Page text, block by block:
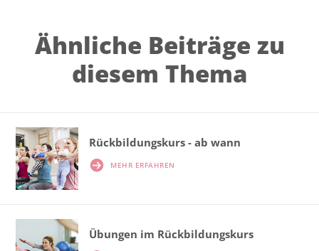
Ähnliche Beiträge zu
diesem Thema
Rückbildungskurs - ab wann
MEHR ERFAHREN
Übungen im Rückbildungskurs